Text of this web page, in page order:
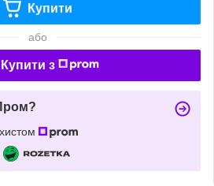
Купити
або
Купити з